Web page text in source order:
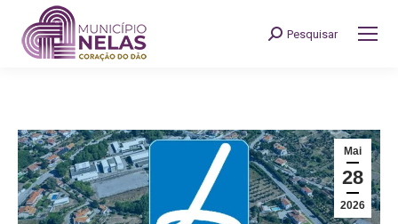
Search:
Pesquisar
Mai
28
2026